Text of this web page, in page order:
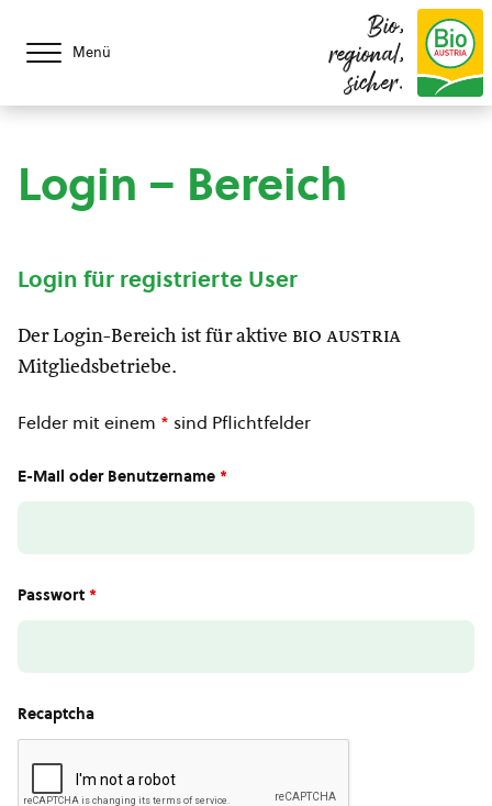
Menü
Bio,
regional,
sicher.
Login – Bereich
Login für registrierte User
Der Login-Bereich ist für aktive bio austria
Mitgliedsbetriebe.
Felder mit einem * sind Pflichtfelder
E-Mail oder Benutzername *
Passwort *
Recaptcha